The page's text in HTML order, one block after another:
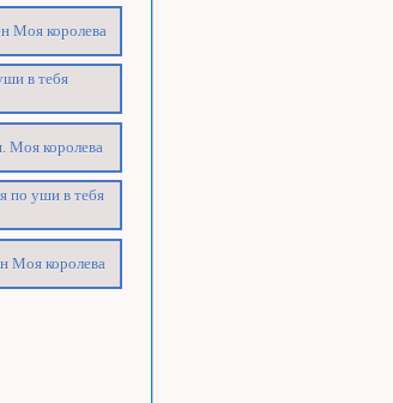
Моя королева
в тебя
Моя королева
по уши в тебя
Моя королева